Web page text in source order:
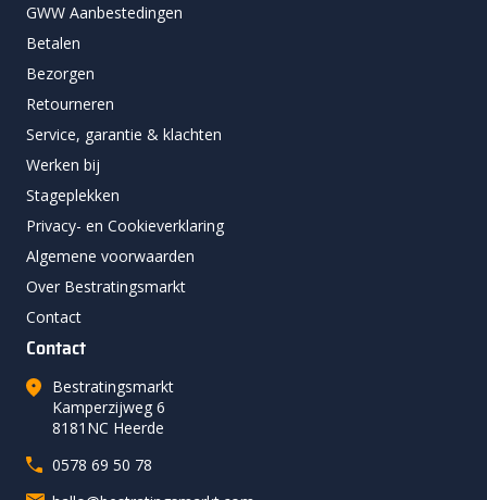
GWW Aanbestedingen
Betalen
Bezorgen
Retourneren
Service, garantie & klachten
Werken bij
Stageplekken
Privacy- en Cookieverklaring
Algemene voorwaarden
Over Bestratingsmarkt
Contact
Contact
Bestratingsmarkt
Kamperzijweg 6
8181NC Heerde
0578 69 50 78